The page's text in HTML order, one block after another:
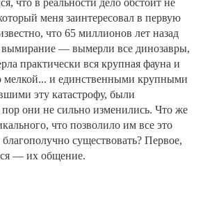
что в реальности дело обстоит не
меня заинтересовал в первую
что 65 миллионов лет назад
вымирание — вымерли все динозавры,
практически вся крупная фауна и
мелкой... и единственными крупными
эту катастрофу, были
они не сильно изменились. Что же
что позволило им все это
существовать? Первое,
— их общение.